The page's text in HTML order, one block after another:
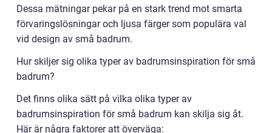
Dessa mätningar pekar på en stark trend mot smarta
förvaringslösningar och ljusa färger som populära val
vid design av små badrum.
Hur skiljer sig olika typer av badrumsinspiration för små
badrum?
Det finns olika sätt på vilka olika typer av
badrumsinspiration för små badrum kan skilja sig åt.
Här är några faktorer att överväga: